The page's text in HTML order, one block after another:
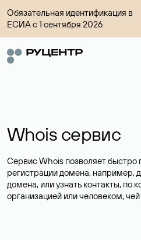
Обязательная идентификация в
ЕСИА с 1 сентября 2026
Whois сервис
Сервис Whois позволяет
регистрации домена, например,
домена, или узнать контакты, по
организацией или человеком,